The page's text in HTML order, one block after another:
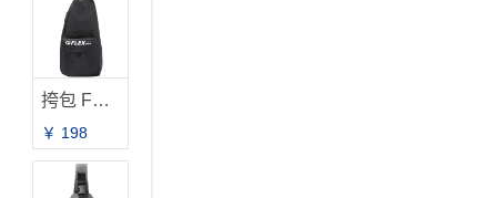
挎包 FB-2019
￥ 198